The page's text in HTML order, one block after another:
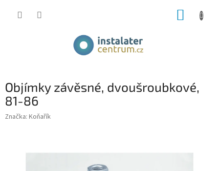
Objímky závěsné, dvoušroubkové,
81-86
Značka: Koňařík